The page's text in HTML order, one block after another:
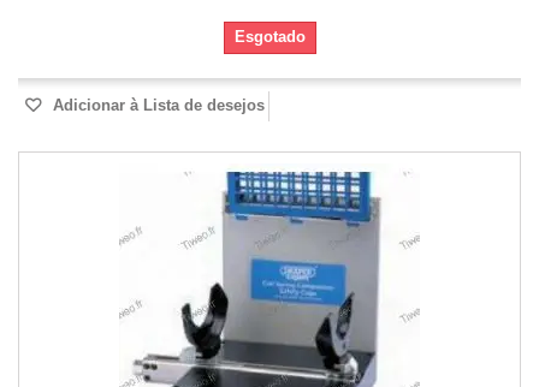
Esgotado
Adicionar à Lista de desejos